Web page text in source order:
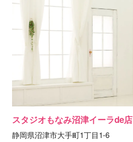
スタジオもなみ沼津イーラde店
静岡県沼津市大手町1丁目1-6